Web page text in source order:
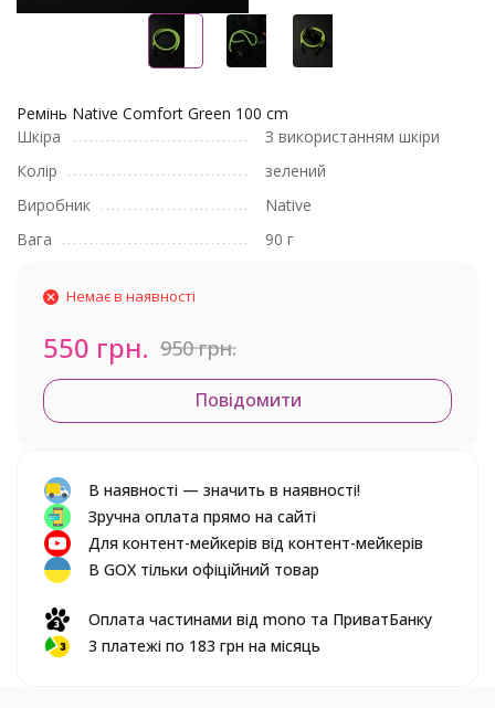
Ремінь Native Comfort Green 100 cm
Шкіра
З використанням шкіри
Колір
зелений
Виробник
Native
Вага
90 г
Немає в наявності
550 грн. 950 грн.
Повідомити
В наявності — значить в наявності!
Зручна оплата прямо на сайті
Для контент-мейкерів від контент-мейкерів
В GOX тільки офіційний товар
Оплата частинами від mono та ПриватБанку
3 платежі по 183 грн на місяць